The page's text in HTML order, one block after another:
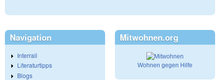
Navigation
Interrail
Literaturtipps
Blogs
Mitwohnen.org
Wohnen gegen Hilfe